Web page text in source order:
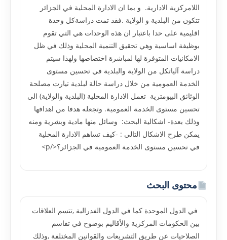
اللامركزية الادارية. و بما ان الادارة المحلية في الجزائر
تتكون من البلدية و الولاية .فقد تمت دراسةكل وحدة
اقليمية على حدا باعتبار ان هذه الوحدات هي التي تقوم
بوظيفة اساسية وهي تحقيق التنمية المحلية وذلك في ظل
الامكانيات المتوفرة لها لمباشرة اختصاصها ولهذا سيتم
دراسة آلياتكل من الولاية والبلدية في تحسين مستوى
الخدمة العمومية من خلال دراسة حالة لبلدية تيارت مصلحة
الوثائق البيومترية تعمل الادارة المحلية (البلدية والولاية) الى
تحسين مستوى الخدمة العمومية. وتجعله هدفا من اهدافها
وذلك بعدة- اشكالية البحث: وسائل منها مادية وبشرية ومنه
يمكن طرح الاشكال التالي : -كيف تساهم الادارة المحلية
في تحسين مستوى الخدمة العمومية في الجزائر؟</p>
محتوى البحث
في الدول الموحدة كما في الدول الفدرالية ,تتسم العلاقات
بين الحكومات المركزية والأقاليم بوضوح في تقاسم
الصلاحيات عن طريق التشريعات والقوانين المختلفة ,وذلك